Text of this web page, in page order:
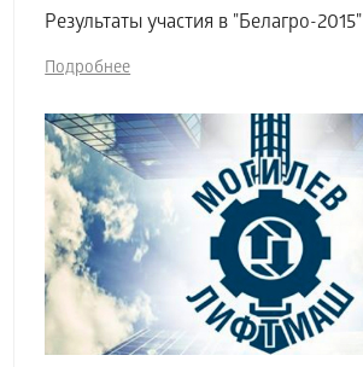
Результаты участия в "Белагро-2015"
Подробнее